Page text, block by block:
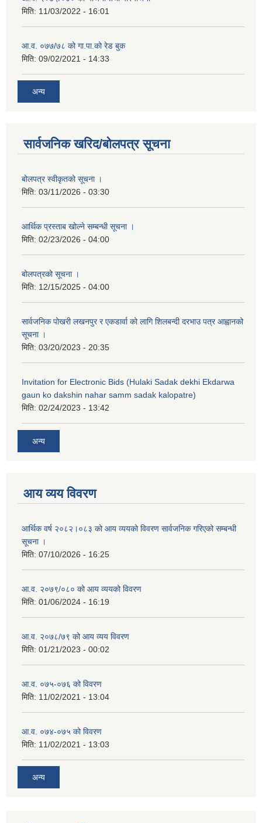
मिति: 11/03/2022 - 16:01
आ.व. ०७७/७८ को गा.पा.को रेड बुक
मिति: 09/02/2021 - 14:33
अन्य
सार्वजनिक खरिद/बोलपत्र सूचना
बोलपत्र स्वीकृतको सूचना ।
मिति: 03/11/2026 - 03:30
आर्थिक प्रस्ताब खोल्ने सम्बन्धी सूचना ।
मिति: 02/23/2026 - 04:00
बोलपत्रको सूचना ।
मिति: 12/15/2025 - 04:00
सार्वजनिक पोखरी लखनपुर र एकडार्वा को लागि शिलबन्दी दरभाउ पत्र आह्वानको
सूचना ।
मिति: 03/20/2023 - 20:35
Invitation for Electronic Bids (Hulaki Sadak dekhi Ekdarwa
gaun ko dakshin nahar samm sadak kalopatre)
मिति: 02/24/2023 - 13:42
अन्य
आय व्यय विवरण
आर्थिक वर्ष २०८२।०८३ को आय व्ययको विवरण सार्वजनिक गरिएको सम्बन्धी
सूचना ।
मिति: 07/10/2026 - 16:25
आ.व. २०७९/०८० को आय व्ययको विवरण
मिति: 01/06/2024 - 16:19
आ.व. २०७८/७९ को आय व्यय विवरण
मिति: 01/21/2023 - 00:02
आ.व. ०७५-०७६ को विवरण
मिति: 11/02/2021 - 13:04
आ.व. ०७४-०७५ को विवरण
मिति: 11/02/2021 - 13:03
अन्य